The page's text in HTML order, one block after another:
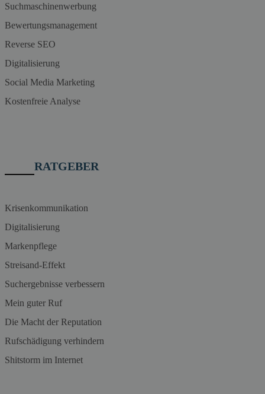
Suchmaschinenwerbung
Bewertungsmanagement
Reverse SEO
Digitalisierung
Social Media Marketing
Kostenfreie Analyse
RATGEBER
Krisenkommunikation
Digitalisierung
Markenpflege
Streisand-Effekt
Suchergebnisse verbessern
Mein guter Ruf
Die Macht der Reputation
Rufschädigung verhindern
Shitstorm im Internet